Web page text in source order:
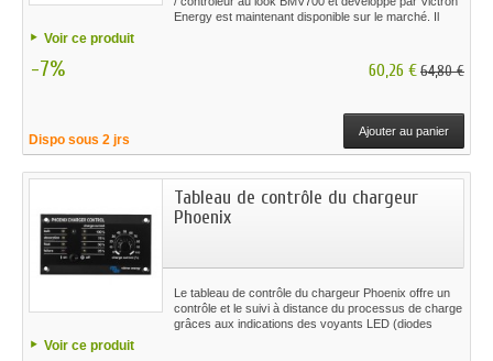
Energy est maintenant disponible sur le marché. Il
pour régler votre MPPT, tout peut se faire depuis cet
Voir ce produit
-7% 60,26 €64,80 €
Dispo sous 2 jrs
Ajouter au panier
Tableau de contrôle du chargeur
Phoenix
Le tableau de contrôle du chargeur Phoenix offre un
contrôle et le suivi à distance du processus de charge
grâces aux indications des voyants LED (diodes
Voir ce produit